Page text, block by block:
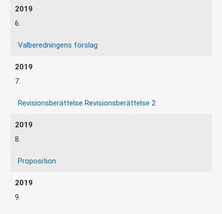
6.
Valberedningens förslag
7.
Revisionsberättelse Revisionsberättelse 2
8.
Proposition
9.